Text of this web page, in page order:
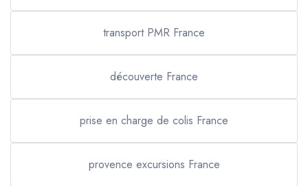
transport PMR France
découverte France
prise en charge de colis France
provence excursions France